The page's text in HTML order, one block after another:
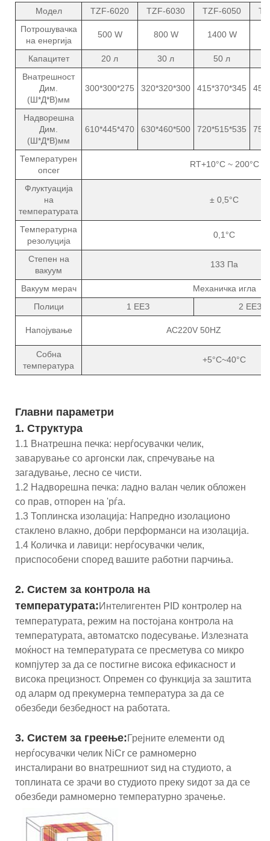
Модел TZF-6020 TZF-6030 TZF-6050
Потрошувачка
на енергија
500 W 800 W 1400 W
Капацитет 20 л 30 л 50 л
Внатрешност
Дим.
(Ш*Д*В)мм
300*300*275 320*320*300 415*370*345
Надворешна
Дим.
(Ш*Д*В)мм
610*445*470 630*460*500 720*515*535
Температурен
опсег
RT+10°C ~ 200°C
Флуктуација
на
температурата
± 0,5°C
Температурна
резолуција
0,1°C
Степен на
вакуум
133 Па
Вакуум мерач
Механичка игла
Полици
1 ЕЕЗ 2 ЕЕЗ
Напојување AC220V 50HZ
Собна
температура
+5°C~40°C
Главни параметри
1. Структура
1.1 Внатрешна печка: нерѓосувачки челик,
заварување со аргонски лак, спречување на
загадување, лесно се чисти.
1.2 Надворешна печка: ладно валан челик обложен
со прав, отпорен на 'рѓа.
1.3 Топлинска изолација: Напредно изолационо
стаклено влакно, добри перформанси на изолација.
1.4 Количка и лавици: нерѓосувачки челик,
приспособени според вашите работни парчиња.
2. Систем за контрола на
температурата:Интелигентен PID контролер на
температурата, режим на постојана контрола на
температурата, автоматско подесување. Излезната
моќност на температурата се пресметува со микро
компјутер за да се постигне висока ефикасност и
висока прецизност. Опремен со функција за заштита
од аларм од прекумерна температура за да се
обезбеди безбедност на работата.
3. Систем за греење:Грејните елементи од
нерѓосувачки челик NiCr се рамномерно
инсталирани во внатрешниот ѕид на студиото, а
топлината се зрачи во студиото преку ѕидот за да се
обезбеди рамномерно температурно зрачење.